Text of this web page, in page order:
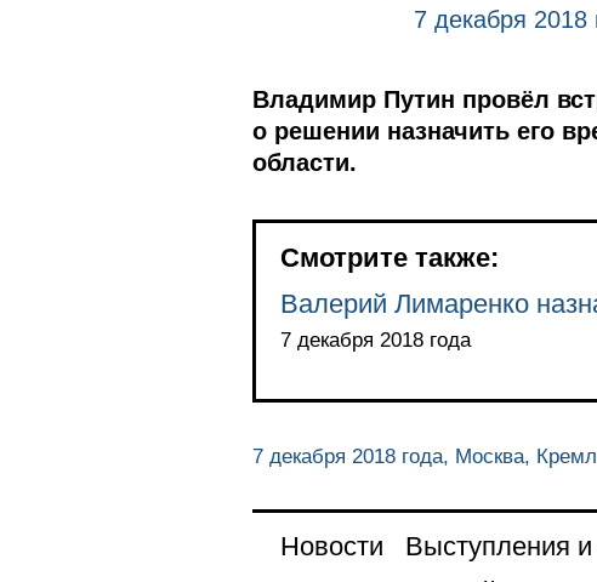
7 декабря
Владимир Путин провёл
о решении назначить его
области.
Смотрите также:
Валерий Лимаренко
7 декабря 2018 года
7 декабря 2018 года, Москва,
Новости Выступления